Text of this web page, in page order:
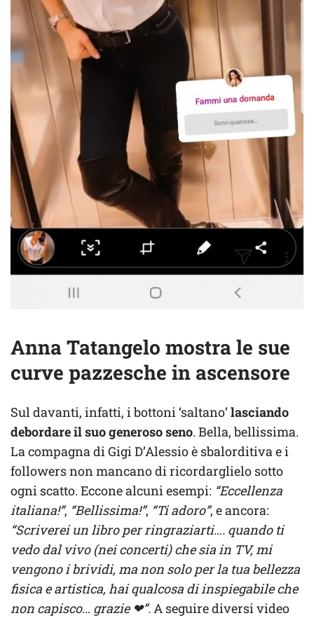
Anna Tatangelo mostra le sue
curve pazzesche in ascensore
Sul davanti, infatti, i bottoni ‘saltano’ lasciando
debordare il suo generoso seno. Bella, bellissima.
La compagna di Gigi D’Alessio è sbalorditiva e i
followers non mancano di ricordarglielo sotto
ogni scatto. Eccone alcuni esempi: “Eccellenza
italiana!”, “Bellissima!”, “Ti adoro”, e ancora:
“Scriverei un libro per ringraziarti…. quando ti
vedo dal vivo (nei concerti) che sia in TV, mi
vengono i brividi, ma non solo per la tua bellezza
fisica e artistica, hai qualcosa di inspiegabile che
non capisco… grazie ❤”.A seguire diversi video